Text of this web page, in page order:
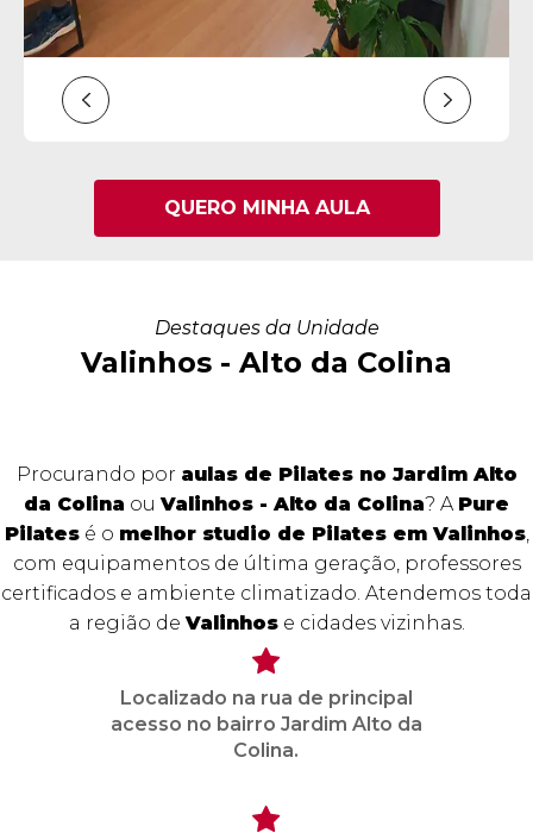
QUERO MINHA AULA
Destaques da Unidade
Valinhos - Alto da Colina
Procurando por aulas de Pilates no Jardim Alto
da Colina ouValinhos - Alto da Colina? A Pure
Pilatesé o melhor studio de Pilates em Valinhos,
com equipamentos de última geração, professores
certificados e ambiente climatizado. Atendemos toda
a região deValinhose cidades vizinhas.
Localizado na rua de principal
acesso no bairro Jardim Alto da
Colina.